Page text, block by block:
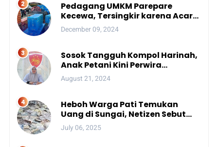
Pedagang UMKM Parepare
Kecewa, Tersingkir karena Acara
Besar
December 09, 2024
Sosok Tangguh Kompol Harinah,
Anak Petani Kini Perwira
Menengah Polda Sulsel
August 21, 2024
Heboh Warga Pati Temukan
Uang di Sungai, Netizen Sebut
Fenomena Aneh
July 06, 2025